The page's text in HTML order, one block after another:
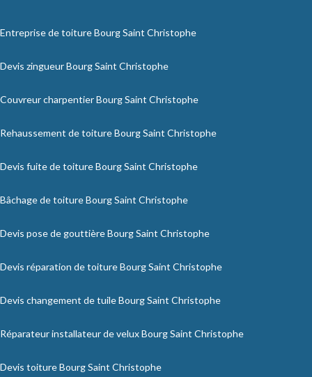
Entreprise de toiture Bourg Saint Christophe
Devis zingueur Bourg Saint Christophe
Couvreur charpentier Bourg Saint Christophe
Rehaussement de toiture Bourg Saint Christophe
Devis fuite de toiture Bourg Saint Christophe
Bâchage de toiture Bourg Saint Christophe
Devis pose de gouttière Bourg Saint Christophe
Devis réparation de toiture Bourg Saint Christophe
Devis changement de tuile Bourg Saint Christophe
Réparateur installateur de velux Bourg Saint Christophe
Devis toiture Bourg Saint Christophe